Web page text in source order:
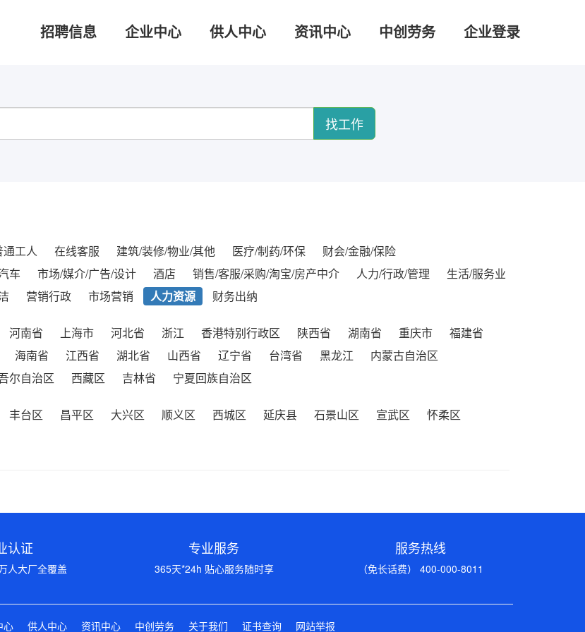
招聘信息 企业中心 供人中心 资讯中心 中创劳务 企业登录
找工作
通工人 在线客服 建筑/装修/物业/其他 医疗/制药/环保
财会/金融/保险
车 市场/媒介/广告/设计 酒店 销售/客服/采购/淘宝/房产中介 人力/行政/管理
生活/服务业
营销行政 市场营销 人力资源 财务出纳
河南省 上海市 河北省 浙江 香港特别行政区 陕西省 湖南省 重庆市
福建省
海南省 江西省 湖北省 山西省 辽宁省 台湾省 黑龙江
内蒙古自治区
尔自治区 西藏区 吉林省 宁夏回族自治区
丰台区 昌平区 大兴区 顺义区 西城区 延庆县 石景山区 宣武区
怀柔区
认证
人大厂全覆盖
专业服务
365天*24h 贴心服务随时享
服务热线
（免长话费） 400-000-8011
心 供人中心 资讯中心 中创劳务 关于我们 证书查询 网站举报